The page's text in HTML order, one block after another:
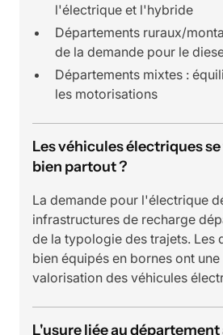
l'électrique et l'hybride
Départements ruraux/
de la demande pour le
Départements mixtes :
les motorisations
Les véhicules électriques
bien partout ?
La demande pour l'électrique
infrastructures de recharge
de la typologie des trajets. Les
bien équipés en bornes ont
valorisation des véhicules
L'usure liée au